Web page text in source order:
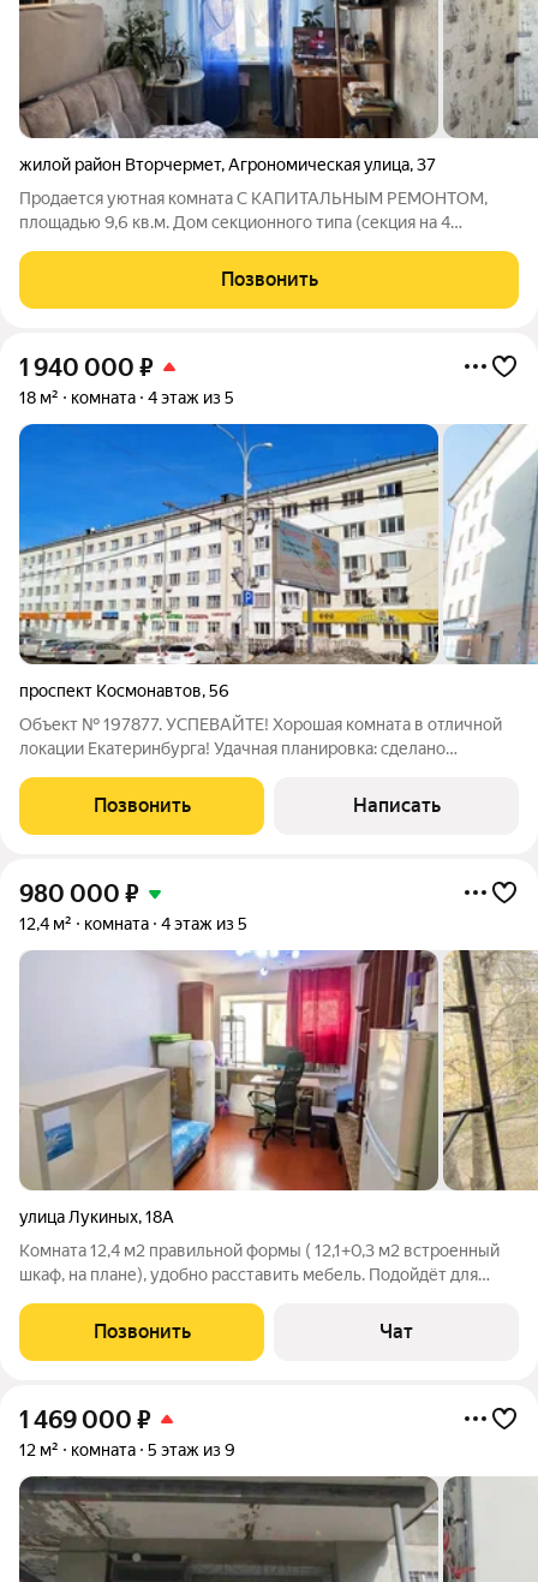
жилой район Вторчермет,Агрономическая улица,37
Продается уютная комната С КАПИТАЛЬНЫМ РЕМОНТОМ,
площадью 9,6 кв.м. Дом секционного типа (секция на 4
ремонт. Места общего пользования в идеальной чистоте.
Санузел раздельный, с капитальным
Позвонить
1 940 000 ₽
18 м² комната 4 этаж из 5
проспект Космонавтов,56
Объект № 197877. УСПЕВАЙТЕ! Хорошая комната в отличной
локации Екатеринбурга! Удачная планировка: сделано
пластиковые окна, ламинат. Места общего пользования тоже
после капитального ремонта,
Позвонить Написать
980 000 ₽
12,4 м² комната 4 этаж из 5
улица Лукиных,18А
Комната 12,4 м2 правильной формы ( 12,1+0,3 м2 встроенный
шкаф, на плане), удобно расставить мебель. Подойдёт для
комнате, кухонный шкаф, холодильник и стиральную машину-
автомат можем оставить
Позвонить Чат
1 469 000 ₽
12 м² комната 5 этаж из 9